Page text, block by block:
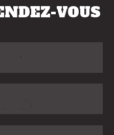
VOUS